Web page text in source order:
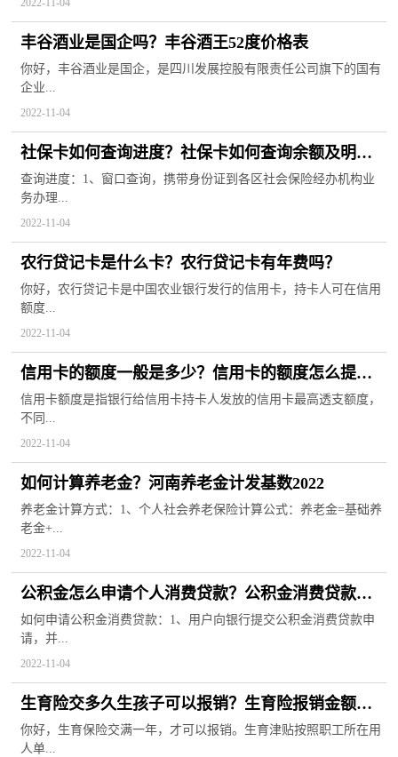
2022-11-04
丰谷酒业是国企吗？丰谷酒王52度价格表
你好，丰谷酒业是国企，是四川发展控股有限责任公司旗下的国有
企业...
2022-11-04
社保卡如何查询进度？社保卡如何查询余额及明
细？
查询进度：1、窗口查询，携带身份证到各区社会保险经办机构业
务办理...
2022-11-04
农行贷记卡是什么卡？农行贷记卡有年费吗？
你好，农行贷记卡是中国农业银行发行的信用卡，持卡人可在信用
额度...
2022-11-04
信用卡的额度一般是多少？信用卡的额度怎么提
升？
信用卡额度是指银行给信用卡持卡人发放的信用卡最高透支额度，
不同...
2022-11-04
如何计算养老金？河南养老金计发基数2022
养老金计算方式：1、个人社会养老保险计算公式：养老金=基础养
老金+...
2022-11-04
公积金怎么申请个人消费贷款？公积金消费贷款申
请条件
如何申请公积金消费贷款：1、用户向银行提交公积金消费贷款申
请，并...
2022-11-04
生育险交多久生孩子可以报销？生育险报销金额怎
么算的？
你好，生育保险交满一年，才可以报销。生育津贴按照职工所在用
人单...